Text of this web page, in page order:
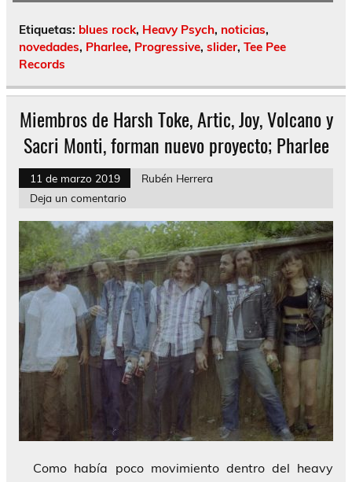
Etiquetas: blues rock, Heavy Psych, noticias,
novedades, Pharlee, Progressive, slider, Tee Pee
Records
Miembros de Harsh Toke, Artic, Joy, Volcano y
Sacri Monti, forman nuevo proyecto; Pharlee
11 de marzo 2019
Rubén Herrera
Deja un comentario
Como había poco movimiento dentro del heavy